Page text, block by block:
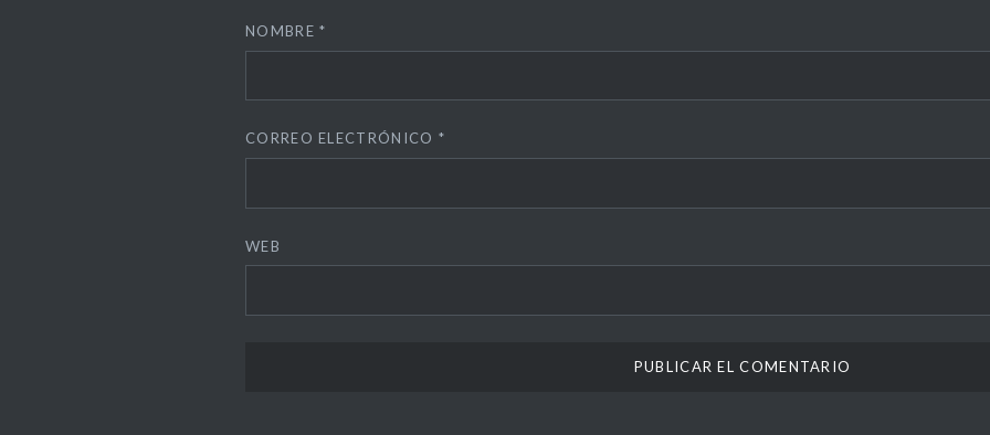
NOMBRE*
CORREO ELECTRÓNICO *
WEB